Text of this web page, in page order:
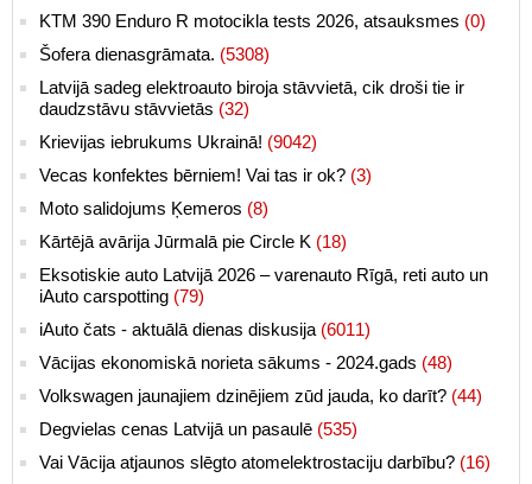
KTM 390 Enduro R motocikla tests 2026, atsauksmes (0)
Šofera dienasgrāmata. (5308)
Latvijā sadeg elektroauto biroja stāvvietā, cik droši tie ir
daudzstāvu stāvvietās (32)
Krievijas iebrukums Ukrainā! (9042)
Vecas konfektes bērniem! Vai tas ir ok? (3)
Moto salidojums Ķemeros (8)
Kārtējā avārija Jūrmalā pie Circle K (18)
Eksotiskie auto Latvijā 2026 – varenauto Rīgā, reti auto un
iAuto carspotting (79)
iAuto čats - aktuālā dienas diskusija (6011)
Vācijas ekonomiskā norieta sākums - 2024.gads (48)
Volkswagen jaunajiem dzinējiem zūd jauda, ko darīt? (44)
Degvielas cenas Latvijā un pasaulē (535)
Vai Vācija atjaunos slēgto atomelektrostaciju darbību? (16)